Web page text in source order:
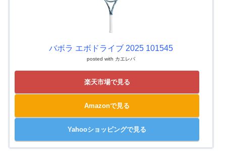
バボラ エボドライブ 2025 101545
posted with カエレバ
楽天市場で見る
Amazonで見る
Yahooショッピングで見る